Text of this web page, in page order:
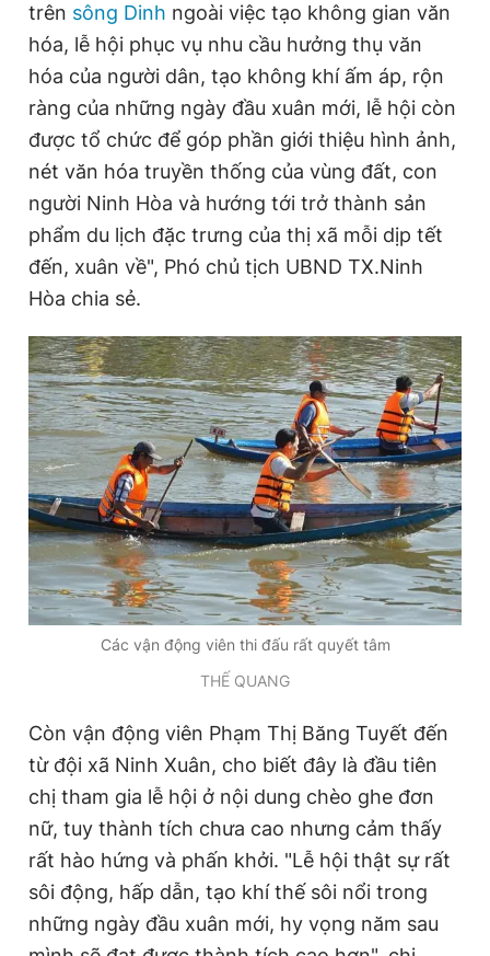
trên sông Dinh ngoài việc tạo không gian văn
hóa, lễ hội phục vụ nhu cầu hưởng thụ văn
hóa của người dân, tạo không khí ấm áp, rộn
ràng của những ngày đầu xuân mới, lễ hội còn
được tổ chức để góp phần giới thiệu hình ảnh,
nét văn hóa truyền thống của vùng đất, con
người Ninh Hòa và hướng tới trở thành sản
phẩm du lịch đặc trưng của thị xã mỗi dịp tết
đến, xuân về", Phó chủ tịch UBND TX.Ninh
Hòa chia sẻ.
Các vận động viên thi đấu rất quyết tâm
THẾ QUANG
Còn vận động viên Phạm Thị Băng Tuyết đến
từ đội xã Ninh Xuân, cho biết đây là đầu tiên
chị tham gia lễ hội ở nội dung chèo ghe đơn
nữ, tuy thành tích chưa cao nhưng cảm thấy
rất hào hứng và phấn khởi. "Lễ hội thật sự rất
sôi động, hấp dẫn, tạo khí thế sôi nổi trong
những ngày đầu xuân mới, hy vọng năm sau